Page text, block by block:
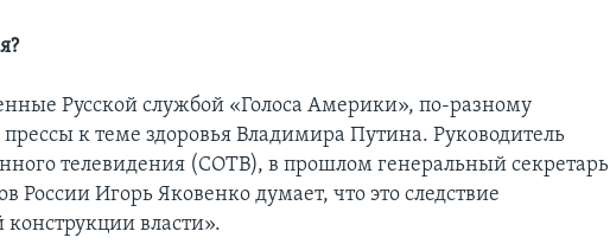
Русской службой «Голоса Америки», по-разному
к теме здоровья Владимира Путина. Руководитель
телевидения (СОТВ), в прошлом генеральный секретарь
России Игорь Яковенко думает, что это следствие
конструкции власти».